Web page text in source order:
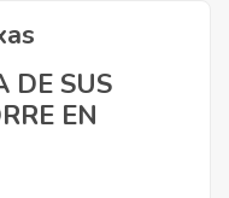
DE SUS
EN